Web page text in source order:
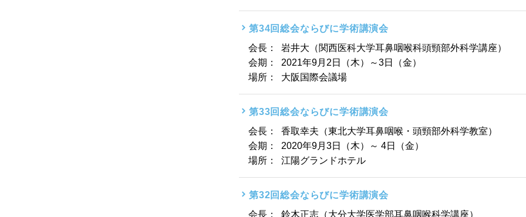
第34回総会ならびに学術講演会
会長：
岩井大（関西医科大学耳鼻咽喉科頭頸部外科学講座）
会期：
2021年9月2日（木）～3日（金）
場所：
大阪国際会議場
第33回総会ならびに学術講演会
会長：
香取幸夫（東北大学耳鼻咽喉・頭頸部外科学教室）
会期：
2020年9月3日（木）～ 4日（金）
場所：
江陽グランドホテル
第32回総会ならびに学術講演会
会長：
鈴木正志（大分大学医学部耳鼻咽喉科学講座）